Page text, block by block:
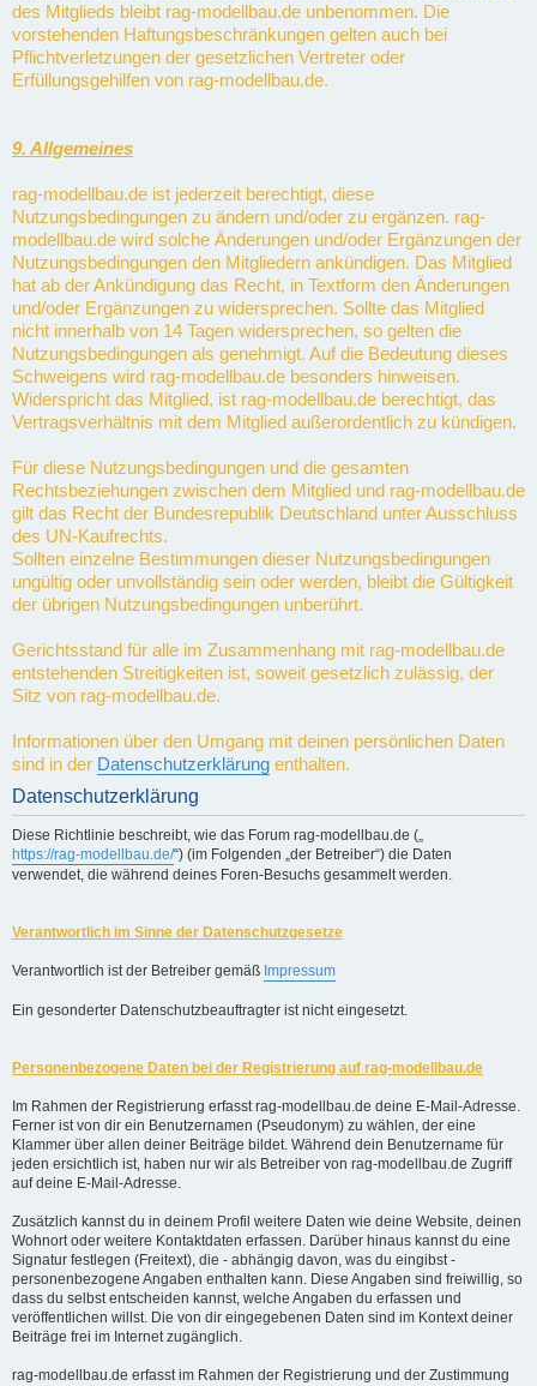
des Mitglieds bleibt rag-modellbau.de unbenommen. Die
vorstehenden Haftungsbeschränkungen gelten auch bei
Pflichtverletzungen der gesetzlichen Vertreter oder
Erfüllungsgehilfen von rag-modellbau.de.
9. Allgemeines
rag-modellbau.de ist jederzeit berechtigt, diese
Nutzungsbedingungen zu ändern und/oder zu ergänzen. rag-
modellbau.de wird solche Änderungen und/oder Ergänzungen der
Nutzungsbedingungen den Mitgliedern ankündigen. Das Mitglied
hat ab der Ankündigung das Recht, in Textform den Änderungen
und/oder Ergänzungen zu widersprechen. Sollte das Mitglied
nicht innerhalb von 14 Tagen widersprechen, so gelten die
Nutzungsbedingungen als genehmigt. Auf die Bedeutung dieses
Schweigens wird rag-modellbau.de besonders hinweisen.
Widerspricht das Mitglied, ist rag-modellbau.de berechtigt, das
Vertragsverhältnis mit dem Mitglied außerordentlich zu kündigen.
Für diese Nutzungsbedingungen und die gesamten
Rechtsbeziehungen zwischen dem Mitglied und rag-modellbau.de
gilt das Recht der Bundesrepublik Deutschland unter Ausschluss
des UN-Kaufrechts.
Sollten einzelne Bestimmungen dieser Nutzungsbedingungen
ungültig oder unvollständig sein oder werden, bleibt die Gültigkeit
der übrigen Nutzungsbedingungen unberührt.
Gerichtsstand für alle im Zusammenhang mit rag-modellbau.de
entstehenden Streitigkeiten ist, soweit gesetzlich zulässig, der
Sitz von rag-modellbau.de.
Informationen über den Umgang mit deinen persönlichen Daten
sind in der Datenschutzerklärung enthalten.
Datenschutzerklärung
Diese Richtlinie beschreibt, wie das Forum rag-modellbau.de („
https://rag-modellbau.de/“) (im Folgenden „der Betreiber“) die Daten
verwendet, die während deines Foren-Besuchs gesammelt werden.
Verantwortlich im Sinne der Datenschutzgesetze
Verantwortlich ist der Betreiber gemäß Impressum
Ein gesonderter Datenschutzbeauftragter ist nicht eingesetzt.
Personenbezogene Daten bei der Registrierung auf rag-modellbau.de
Im Rahmen der Registrierung erfasst rag-modellbau.de deine E-Mail-Adresse.
Ferner ist von dir ein Benutzernamen (Pseudonym) zu wählen, der eine
Klammer über allen deiner Beiträge bildet. Während dein Benutzername für
jeden ersichtlich ist, haben nur wir als Betreiber von rag-modellbau.de Zugriff
auf deine E-Mail-Adresse.
Zusätzlich kannst du in deinem Profil weitere Daten wie deine Website, deinen
Wohnort oder weitere Kontaktdaten erfassen. Darüber hinaus kannst du eine
Signatur festlegen (Freitext), die - abhängig davon, was du eingibst -
personenbezogene Angaben enthalten kann. Diese Angaben sind freiwillig, so
dass du selbst entscheiden kannst, welche Angaben du erfassen und
veröffentlichen willst. Die von dir eingegebenen Daten sind im Kontext deiner
Beiträge frei im Internet zugänglich.
rag-modellbau.de erfasst im Rahmen der Registrierung und der Zustimmung